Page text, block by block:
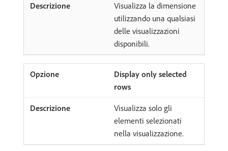
Visualizza la dimensione
utilizzando una qualsiasi
delle visualizzazioni
disponibili.
Display only selected
rows
Visualizza solo gli
elementi selezionati
nella visualizzazione.